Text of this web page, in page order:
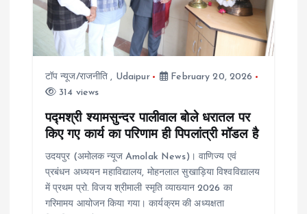
t
टॉप न्यूज/राजनीति , Udaipur
February 20, 2026
314 views
पद्मश्री श्यामसुन्दर पालीवाल बोले धरातल पर
किए गए कार्य का परिणाम ही पिपलांत्री मॉडल है
उदयपुर (अमोलक न्यूज Amolak News)। वाणिज्य एवं
प्रबंधन अध्ययन महाविद्यालय, मोहनलाल सुखाड़िया विश्वविद्यालय
में प्रथम प्रो. विजय श्रीमाली स्मृति व्याख्यान 2026 का
गरिमामय आयोजन किया गया। कार्यक्रम की अध्यक्षता